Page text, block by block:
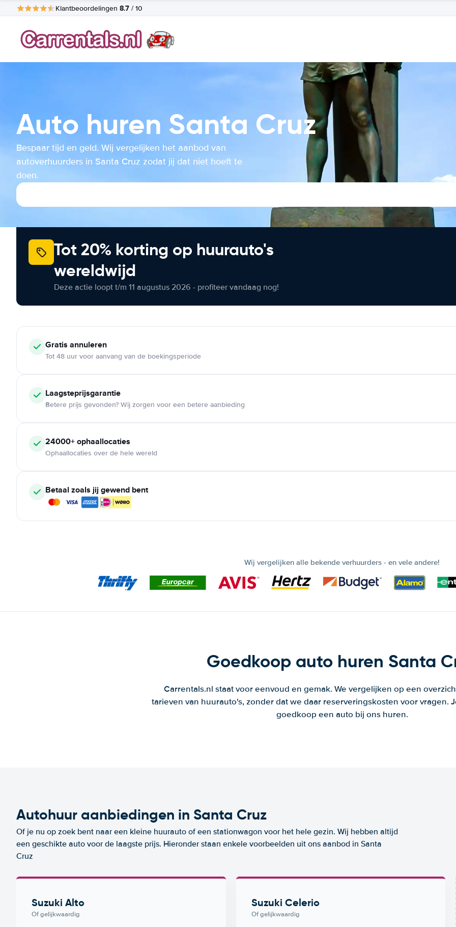
Klantbeoordelingen 8.7 / 10
Auto huren Santa Cruz
Bespaar tijd en geld. Wij vergelijken het aanbod van
autoverhuurders in Santa Cruz zodat jij dat niet hoeft te
doen.
Tot 20% korting op huurauto's
wereldwijd
Deze actie loopt t/m 11 augustus 2026 - profiteer vandaag nog!
Gratis annuleren
Tot 48 uur voor aanvang van de boekingsperiode
Laagsteprijsgarantie
Betere prijs gevonden? Wij zorgen voor een betere aanbieding
24000+ ophaallocaties
Ophaallocaties over de hele wereld
Betaal zoals jij gewend bent
Wij vergelijken alle bekende verhuurders - en vele andere!
Goedkoop auto huren Santa
Carrentals.nl staat voor eenvoud en gemak. We vergelijken op een
tarieven van huurauto's, zonder dat we daar reserveringskosten voor vragen.
goedkoop een auto bij ons huren.
Autohuur aanbiedingen in Santa Cruz
Of je nu op zoek bent naar een kleine huurauto of een stationwagon voor het hele gezin. Wij hebben altijd
een geschikte auto voor de laagste prijs. Hieronder staan enkele voorbeelden uit ons aanbod in Santa
Cruz
Suzuki Alto
Of gelijkwaardig
Suzuki Celerio
Of gelijkwaardig